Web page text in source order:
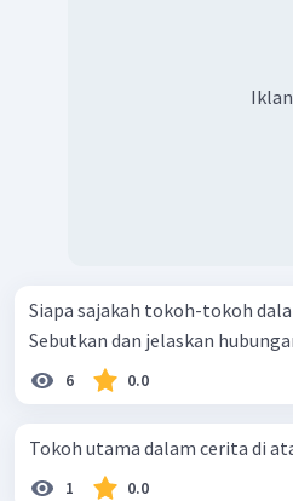
Iklan
Siapa sajakah tokoh-tokoh
Sebutkan dan jelaskan
6 0.0
Tokoh utama dalam cerita di
1 0.0